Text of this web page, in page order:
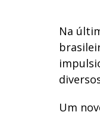
Na
Um